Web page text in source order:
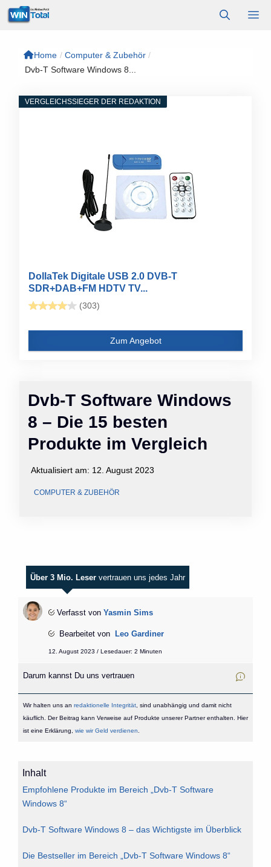
Zum
Inhalt
Home / Computer & Zubehör /
Dvb-T Software Windows 8...
Dvb-T Software Windows
8 – Die 15 besten
Produkte im Vergleich
Aktualisiert am: 12. August 2023
COMPUTER & ZUBEHÖR
VERGLEICHSSIEGER DER REDAKTION
DollaTek Digitale USB 2.0 DVB-T
SDR+DAB+FM HDTV TV...
(303)
Zum Angebot
Über 3 Mio. Leser vertrauen uns jedes Jahr
Verfasst von Yasmin Sims
Bearbeitet von Leo Gardiner
12. August 2023 / Lesedauer: 2 Minuten
Darum kannst Du uns vertrauen
Wir halten uns an redaktionelle Integrität, sind unabhängig und damit nicht
käuflich. Der Beitrag kann Verweise auf Produkte unserer Partner enthalten. Hier
ist eine Erklärung, wie wir Geld verdienen
Inhalt
Empfohlene Produkte im Bereich „Dvb-T Software
Windows 8“
Dvb-T Software Windows 8 – das Wichtigste im Überblick
Die Bestseller im Bereich „Dvb-T Software Windows 8“